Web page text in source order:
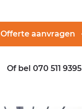
Offerte aanvragen
Of bel 070 511 9395